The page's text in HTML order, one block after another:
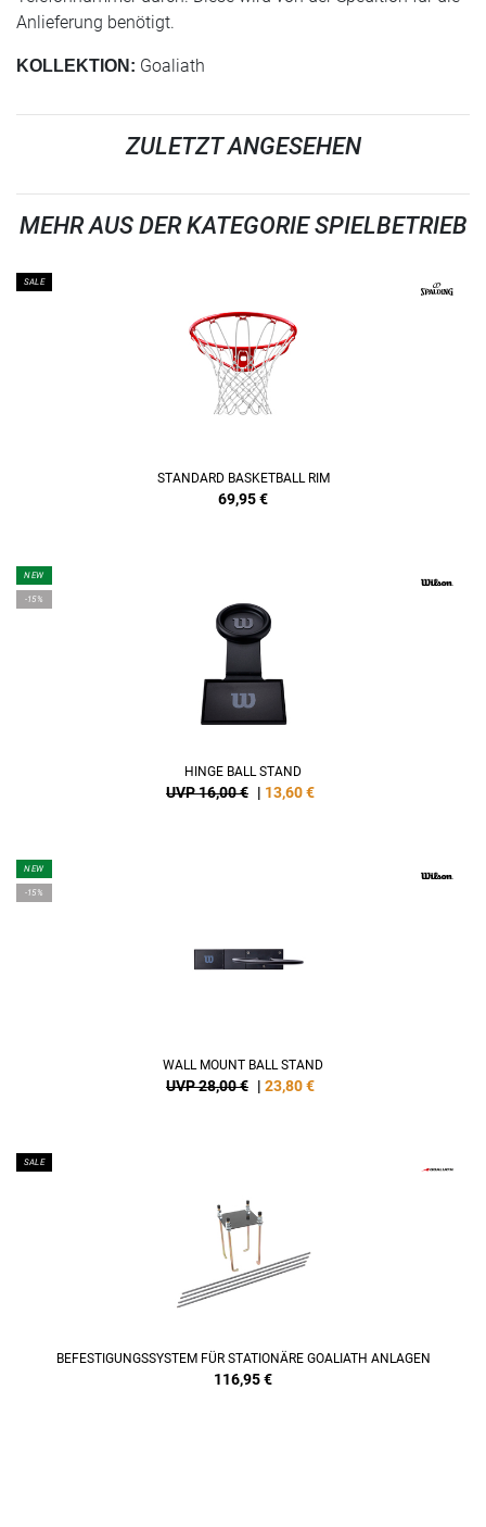
Anlieferung benötigt.
KOLLEKTION: Goaliath
ZULETZT ANGESEHEN
MEHR AUS DER KATEGORIE SPIELBETRIEB
SALE
STANDARD BASKETBALL RIM
69,95€
NEW
-15%
HINGE BALL STAND
UVP 16,00 € | 13,60€
NEW
-15%
WALL MOUNT BALL STAND
UVP 28,00 € | 23,80€
SALE
BEFESTIGUNGSSYSTEM FÜR STATIONÄRE GOALIATH ANLAGEN
116,95€